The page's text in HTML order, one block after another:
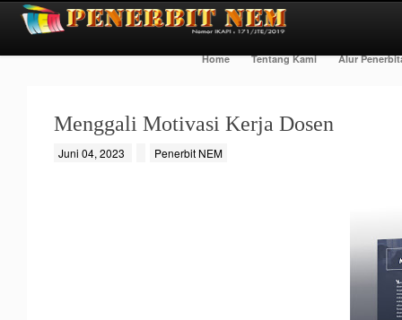
Home Tentang Kami Alur
Menggali Motivasi Kerja Dosen
Juni 04, 2023 Penerbit NEM